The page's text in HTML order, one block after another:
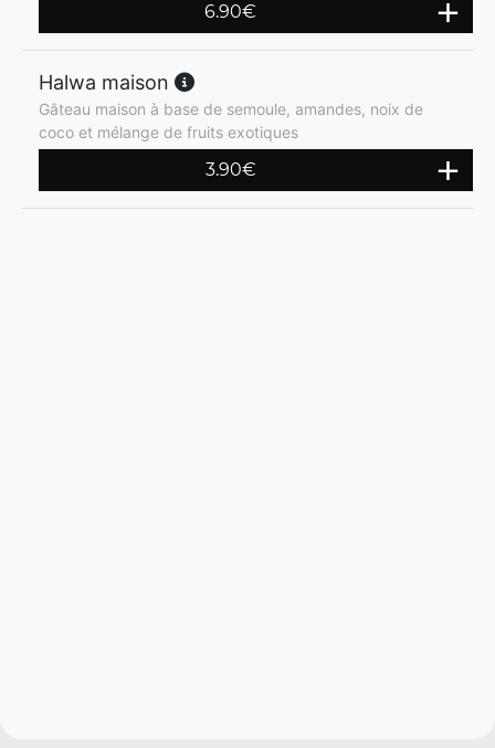
6.90€
Halwa maison
Gâteau maison à base de semoule, amandes, noix de
coco et mélange de fruits exotiques
3.90€